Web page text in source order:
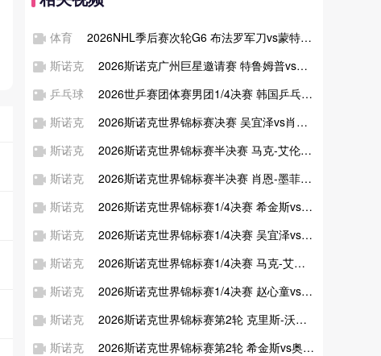
体育
2026NHL季后赛次轮G6 布法罗军刀vs蒙特利尔加拿大人 全场录像回放
斯诺克
2026斯诺克广州巨星邀请赛 特鲁姆普vs塞尔比 全场录像回放
乒乓球
2026世乒赛团体赛男团1/4决赛 韩国乒乓球队vs中国乒乓球队 全场录像回放
斯诺克
2026斯诺克世界锦标赛决赛 吴宜泽vs肖恩-墨菲 全场录像回放
斯诺克
2026斯诺克世界锦标赛半决赛 马克-艾伦vs吴宜泽 全场录像回放
斯诺克
2026斯诺克世界锦标赛半决赛 肖恩-墨菲vs希金斯 全场录像回放
斯诺克
2026斯诺克世界锦标赛1/4决赛 希金斯vs尼尔-罗伯逊 全场录像回放
斯诺克
2026斯诺克世界锦标赛1/4决赛 吴宜泽vs侯赛因-瓦菲 全场录像回放
斯诺克
2026斯诺克世界锦标赛1/4决赛 马克-艾伦vs巴里-霍金斯 全场录像回放
斯诺克
2026斯诺克世界锦标赛1/4决赛 赵心童vs肖恩-墨菲 全场录像回放
斯诺克
2026斯诺克世界锦标赛第2轮 克里斯-沃克林vs尼尔-罗伯逊 全场录像回放
斯诺克
2026斯诺克世界锦标赛第2轮 希金斯vs奥沙利文 全场录像回放